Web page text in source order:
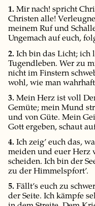
1. Mir nach! spricht
Christen alle!
meinem Ruf und
Ungemach auf euch,
2. Ich bin das Licht; ich
Tugendleben. Wer zu
nicht im Finstern
wohl, wie man
3. Mein Herz ist voll
Gemüte; mein Mund
und von Güte. Mein
Gott ergeben, schaut
4. Ich zeig’ euch das,
meiden und euer Herz
scheiden. Ich bin der
zu der Himmelspfort’.
5. Fällt’s euch zu
der Seite. Ich kämpfe